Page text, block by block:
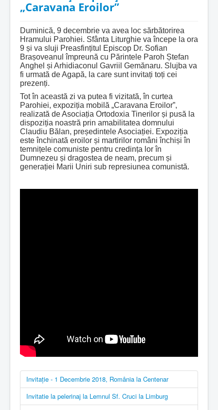
„Caravana Eroilor”
Duminică, 9 decembrie va avea loc sărbătorirea
Hramului Parohiei. Sfânta Liturghie va începe la ora
9 și va sluji Preasfințitul Episcop Dr. Sofian
Brașoveanul împreună cu Părintele Paroh Ștefan
Anghel și Arhidiaconul Gavriil Gemănaru. Slujba va
fi urmată de Agapă, la care sunt invitați toți cei
prezenți.
Tot în această zi va putea fi vizitată, în curtea
Parohiei, expoziția mobilă „Caravana Eroilor”,
realizată de Asociația Ortodoxia Tinerilor și pusă la
dispoziția noastră prin amabilitatea domnului
Claudiu Bălan, președintele Asociației. Expoziția
este închinată eroilor și martirilor români închiși în
temnițele comuniste pentru credința lor în
Dumnezeu și dragostea de neam, precum și
generației Marii Uniri sub represiunea comunistă.
Invitație - 1 Decembrie 2018, România la Centenar
Invitatie la pelerinaj la Lemnul Sf. Cruci la Limburg